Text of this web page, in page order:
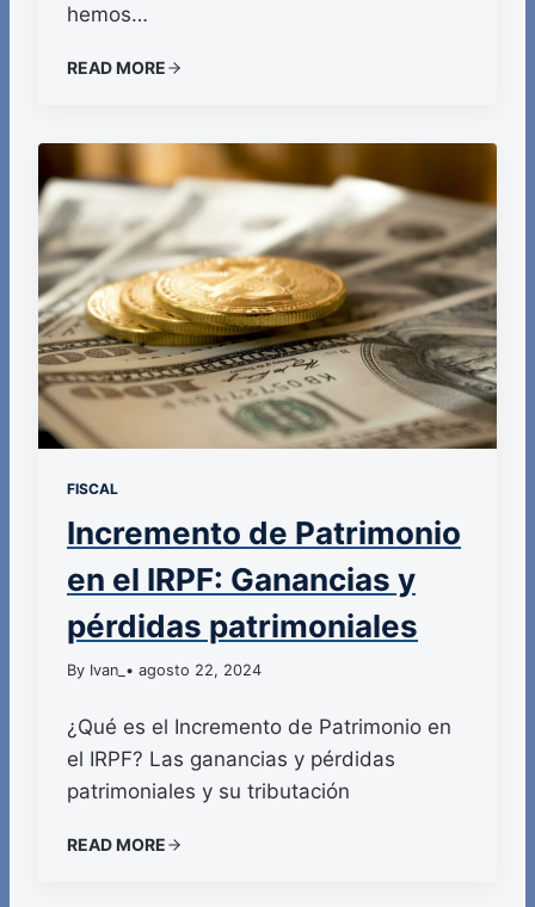
hemos…
READ MORE
FISCAL
Incremento de Patrimonio
en el IRPF: Ganancias y
pérdidas patrimoniales
By Ivan_ • agosto 22, 2024
¿Qué es el Incremento de Patrimonio en
el IRPF? Las ganancias y pérdidas
patrimoniales y su tributación
READ MORE